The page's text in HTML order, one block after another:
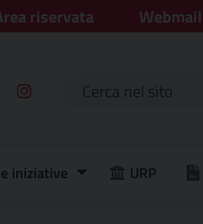
riservata Webmail
Ricerca per:
iniziative URP